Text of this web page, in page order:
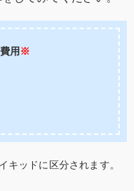
用 ※
キッドに区分されます。